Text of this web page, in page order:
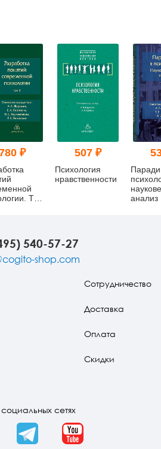
₽
Том
507 ₽
Психология
нравственности
анализ
540-57-27
shop.com
Сотрудничество
Доставка
Оплата
Скидки
сетях
Telegram YouTube